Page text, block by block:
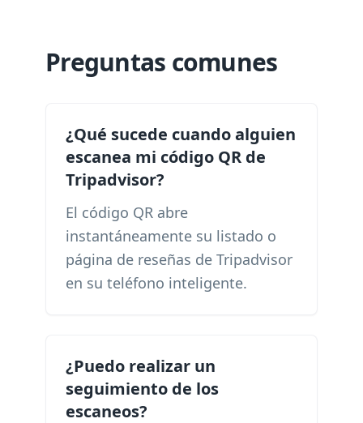
Preguntas comunes
¿Qué sucede cuando alguien
escanea mi código QR de
Tripadvisor?
El código QR abre
instantáneamente su listado o
página de reseñas de Tripadvisor
en su teléfono inteligente.
¿Puedo realizar un
seguimiento de los
escaneos?